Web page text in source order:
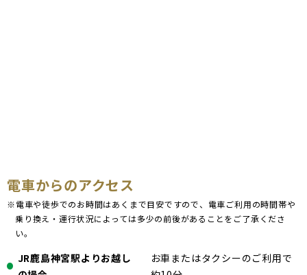
電車からのアクセス
※電車や徒歩でのお時間はあくまで目安ですので、電車ご利用の時間帯や
乗り換え・運行状況によっては多少の前後があることをご了承くださ
い。
JR鹿島神宮駅よりお越し
お車またはタクシーのご利用で